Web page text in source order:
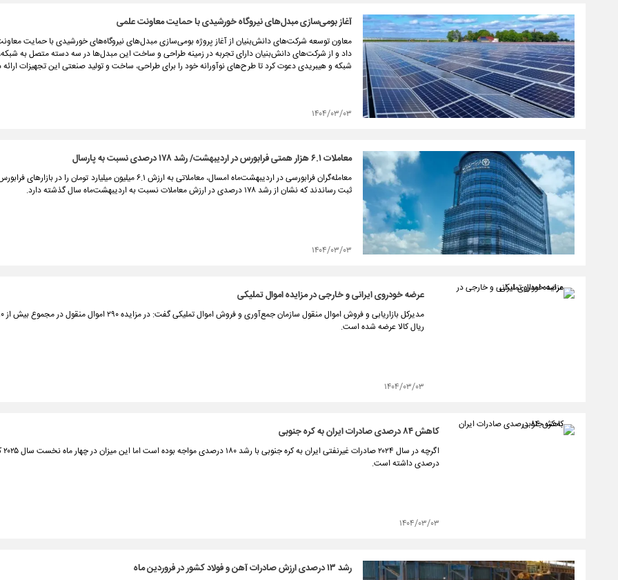
آغاز بومی‌سازی مبدل‌های نیروگاه خورشیدی با حمایت معاونت علمی
معاون توسعه شرکت‌های دانش‌بنیان از آغاز پروژه بومی‌سازی مبدل‌های نیروگاه‌های خورشیدی با حمایت
داد و از شرکت‌های دانش‌بنیان دارای تجربه در زمینه طراحی و ساخت این مبدل‌ها در سه دسته متصل به
شبکه و هیبریدی دعوت کرد تا طرح‌های نوآورانه خود را برای طراحی، ساخت و تولید صنعتی این تجهیزات
۱۴۰۴/۰۳/۰۳
معاملات ۶.۱ هزار همتی فرابورس در اردیبهشت/ رشد ۱۷۸ درصدی نسبت به پارسال
معامله‌گران فرابورسی در اردیبهشت‌ماه امسال، معاملاتی به ارزش ۶.۱ میلیون میلیارد تومان را در
ثبت رساندند که نشان از رشد ۱۷۸ درصدی در ارزش معاملات نسبت به اردیبهشت‌ماه سال گذشته دارد.
۱۴۰۴/۰۳/۰۳
عرضه خودروی ایرانی و خارجی در مزایده اموال تملیکی
ریال کالا عرضه شده است.
۱۴۰۴/۰۳/۰۳
کاهش ۸۴ درصدی صادرات ایران به کره جنوبی
درصدی داشته است.
۱۴۰۴/۰۳/۰۳
رشد ۱۳ درصدی ارزش صادرات آهن و فولاد کشور در فروردین ماه